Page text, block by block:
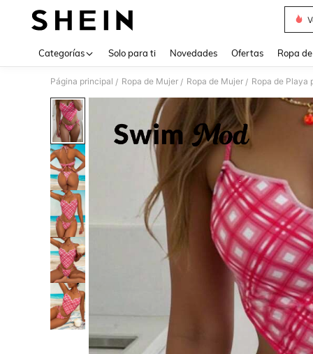
Categorías Solo para ti Novedades Ofertas Ropa
Página principal / Ropa de Mujer / Ropa de Mujer / Ropa de Playa